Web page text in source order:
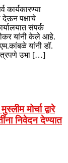
कार्यकारण्या
देऊन पक्षाचे
संपर्क
यांनी केले आहे.
यांनी डॉ.
उभा […]
मोर्चा द्वारे
निवेदन देण्यात